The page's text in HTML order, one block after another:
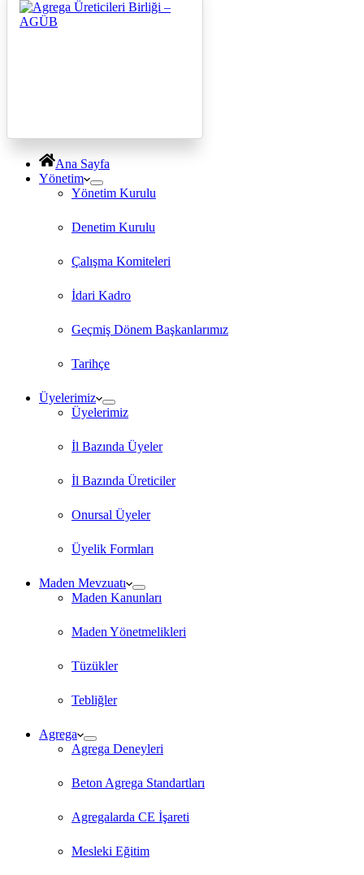
Ana Sayfa
Yönetim
Yönetim Kurulu
Denetim Kurulu
Çalışma Komiteleri
İdari Kadro
Geçmiş Dönem Başkanlarımız
Tarihçe
Üyelerimiz
Üyelerimiz
İl Bazında Üyeler
İl Bazında Üreticiler
Onursal Üyeler
Üyelik Formları
Maden Mevzuatı
Maden Kanunları
Maden Yönetmelikleri
Tüzükler
Tebliğler
Agrega
Agrega Deneyleri
Beton Agrega Standartları
Agregalarda CE İşareti
Mesleki Eğitim